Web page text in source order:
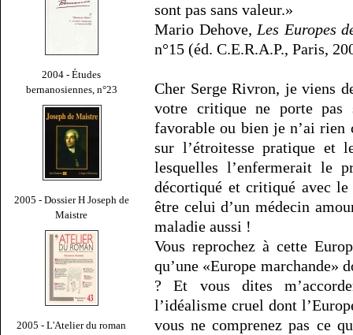
2004 - Études
bernanosiennes, n°23
2005 - Dossier H Joseph de
Maistre
2005 - L'Atelier du roman
sont pas sans valeur.»
Mario Dehove, Les Europes
n°15 (éd. C.E.R.A.P., Paris,
Cher Serge Rivron, je viens
votre critique ne porte pas
favorable ou bien je n’ai
sur l’étroitesse pratique et
lesquelles l’enfermerait le
décortiqué et critiqué avec
être celui d’un médecin
maladie aussi !
Vous reprochez à cette
qu’une «Europe marchande»
? Et vous dites
l’idéalisme cruel dont
vous ne comprenez pas ce